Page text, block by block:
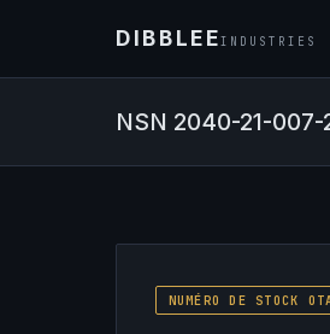
DIBBLEEINDUSTRIES
NSN 2040-21-
NUMÉRO DE STOCK